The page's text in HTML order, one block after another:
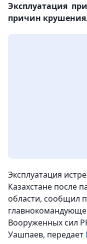
Эксплуатация
причин
Эксплуатация
Казахстане после
области, сообщил
Вооруженных сил
Уашпаев, передает